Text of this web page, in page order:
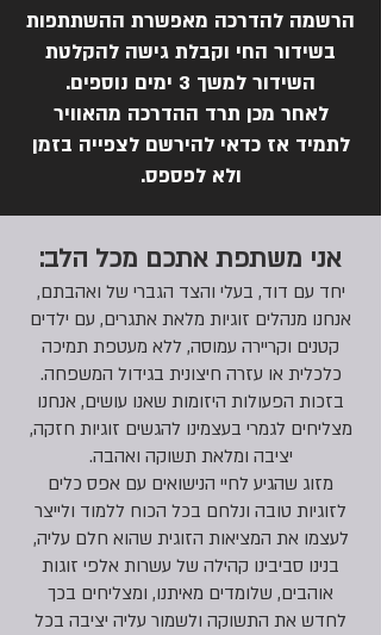
הרשמה להדרכה מאפשרת ההשתתפות
בשידור החי וקבלת גישה להקלטת
השידור למשך 3 ימים נוספים.
לאחר מכן תרד ההדרכה מהאוויר
לתמיד אז כדאי להירשם לצפייה בזמן
ולא לפספס.
אני משתפת אתכם מכל הלב:
יחד עם דוד, בעלי והצד הגברי של ואהבתם,
אנחנו מנהלים זוגיות מלאת אתגרים, עם ילדים
קטנים וקריירה עמוסה, ללא מעטפת תמיכה
כלכלית או עזרה חיצונית בגידול המשפחה.
בזכות הפעולות היזומות שאנו עושים, אנחנו
מצליחים לגמרי בעצמינו להגשים זוגיות חזקה,
יציבה ומלאת תשוקה ואהבה.
מזוג שהגיע לחיי הנישואים עם אפס כלים
לזוגיות טובה ונלחם בכל הכוח ללמוד ולייצר
לעצמו את המציאות הזוגית שהוא חלם עליה,
בנינו סביבינו קהילה של עשרות אלפי זוגות
אוהבים, שלומדים מאיתנו, ומצליחים בכך
לחדש את התשוקה ולשמור עליה יציבה בכל